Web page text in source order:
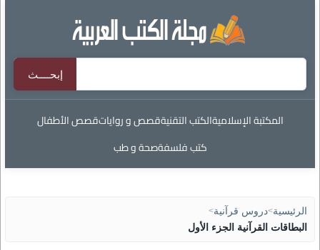
المكتبة الإسلاميةالكتب التقنيةقصص و رواياتقصص الأطفال
كتب فلسفةصحة و طب
الرئيسية>دروس قرآنية>
البطاقات القرآنية الجزء الأول